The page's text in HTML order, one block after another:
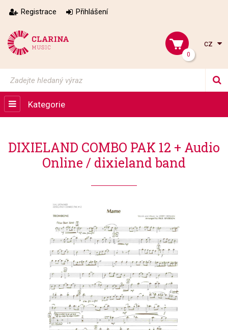
Registrace Přihlášení
0
cz
Kategorie
DIXIELAND COMBO PAK 12 + Audio
Online / dixieland band